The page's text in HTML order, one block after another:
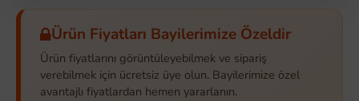
Ürün Fiyatları Bayilerimize Özeldir
Ürün fiyatlarını görüntüleyebilmek ve sipariş
verebilmek için ücretsiz üye olun. Bayilerimize özel
avantajlı fiyatlardan hemen yararlanın.